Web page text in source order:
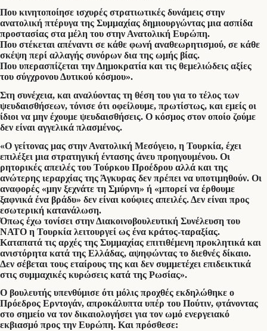
Που κινητοποίησε ισχυρές στρατιωτικές δυνάμεις στην
ανατολική πτέρυγα της Συμμαχίας δημιουργώντας μια ασπίδα
προστασίας στα μέλη του στην Ανατολική Ευρώπη.
Που στέκεται απέναντι σε κάθε φωνή αναθεωρητισμού, σε κάθε
σκέψη περί αλλαγής συνόρων δια της ωμής βίας.
Που υπερασπίζεται την Δημοκρατία και τις θεμελιώδεις αξίες
του σύγχρονου Δυτικού κόσμου».
Στη συνέχεια, και αναλύοντας τη θέση του για το τέλος των
ψευδαισθήσεων, τόνισε ότι οφείλουμε, πρωτίστως, και εμείς οι
ίδιοι να μην έχουμε ψευδαισθήσεις. Ο κόσμος στον οποίο ζούμε
δεν είναι αγγελικά πλασμένος.
«Ο γείτονας μας στην Ανατολική Μεσόγειο, η Τουρκία, έχει
επιλέξει μια στρατηγική έντασης άνευ προηγουμένου. Οι
ρητορικές απειλές του Τούρκου Προέδρου αλλά και της
ανώτερης ιεραρχίας της Άγκυρας δεν πρέπει να υποτιμηθούν. Οι
αναφορές «μην ξεχνάτε τη Σμύρνη» ή «μπορεί να έρθουμε
ξαφνικά ένα βράδυ» δεν είναι κούφιες απειλές. Δεν είναι προς
εσωτερική κατανάλωση.
Όπως έχω τονίσει στην Διακοινοβουλευτική Συνέλευση του
ΝΑΤΟ η Τουρκία λειτουργεί ως ένα κράτος-ταραξίας.
Καταπατά τις αρχές της Συμμαχίας επιτιθέμενη προκλητικά και
ανιστόρητα κατά της Ελλάδας, αψηφώντας το διεθνές δίκαιο.
Δεν σέβεται τους εταίρους της και δεν συμμετέχει επιδεικτικά
στις συμμαχικές κυρώσεις κατά της Ρωσίας».
Ο βουλευτής υπενθύμισε ότι μόλις προχθές εκδηλώθηκε ο
Πρόεδρος Ερντογάν, απροκάλυπτα υπέρ του Πούτιν, φτάνοντας
στο σημείο να τον δικαιολογήσει για τον ωμό ενεργειακό
εκβιασμό προς την Ευρώπη. Και πρόσθεσε: